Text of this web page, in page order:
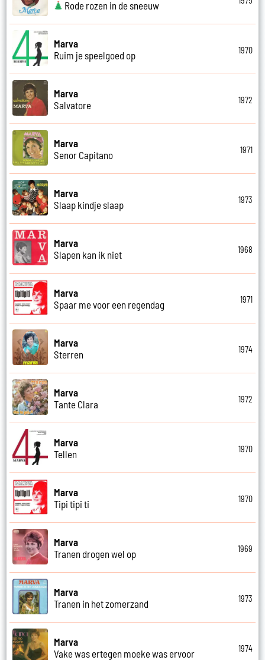
Rode rozen in de sneeuw
Marva
Ruim je speelgoed op
1970
Marva
Salvatore
1972
Marva
Senor Capitano
1971
Marva
Slaap kindje slaap
1973
Marva
Slapen kan ik niet
1968
Marva
Spaar me voor een regendag
1971
Marva
Sterren
1974
Marva
Tante Clara
1972
Marva
Tellen
1970
Marva
Tipi tipi ti
1970
Marva
Tranen drogen wel op
1969
Marva
Tranen in het zomerzand
1973
Marva
Vake was ertegen moeke was ervoor
1974